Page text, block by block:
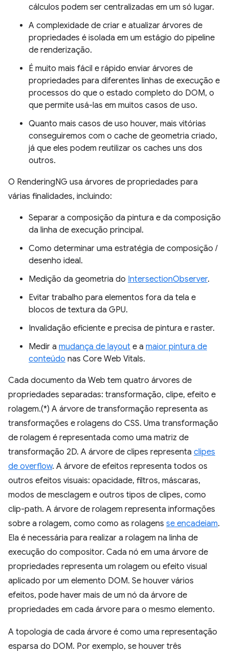
cálculos podem ser centralizadas em um só lugar.
A complexidade de criar e atualizar árvores de
propriedades é isolada em um estágio do pipeline
de renderização.
É muito mais fácil e rápido enviar árvores de
propriedades para diferentes linhas de execução e
processos do que o estado completo do DOM, o
que permite usá-las em muitos casos de uso.
Quanto mais casos de uso houver, mais vitórias
conseguiremos com o cache de geometria criado,
já que eles podem reutilizar os caches uns dos
outros.
O RenderingNG usa árvores de propriedades para
várias finalidades, incluindo:
Separar a composição da pintura e da composição
da linha de execução principal.
Como determinar uma estratégia de composição /
desenho ideal.
Medição da geometria do IntersectionObserver.
Evitar trabalho para elementos fora da tela e
blocos de textura da GPU.
Invalidação eficiente e precisa de pintura e raster.
Medir a mudança de layout e a maior pintura de
conteúdo nas Core Web Vitals.
Cada documento da Web tem quatro árvores de
propriedades separadas: transformação, clipe, efeito e
rolagem.(*) A árvore de transformação representa as
transformações e rolagens do CSS. Uma transformação
de rolagem é representada como uma matriz de
transformação 2D. A árvore de clipes representa clipes
de overflow. A árvore de efeitos representa todos os
outros efeitos visuais: opacidade, filtros, máscaras,
modos de mesclagem e outros tipos de clipes, como
clip-path. A árvore de rolagem representa informações
sobre a rolagem, como como as rolagens se encadeiam.
Ela é necessária para realizar a rolagem na linha de
execução do compositor. Cada nó em uma árvore de
propriedades representa um rolagem ou efeito visual
aplicado por um elemento DOM. Se houver vários
efeitos, pode haver mais de um nó da árvore de
propriedades em cada árvore para o mesmo elemento.
A topologia de cada árvore é como uma representação
esparsa do DOM. Por exemplo, se houver três